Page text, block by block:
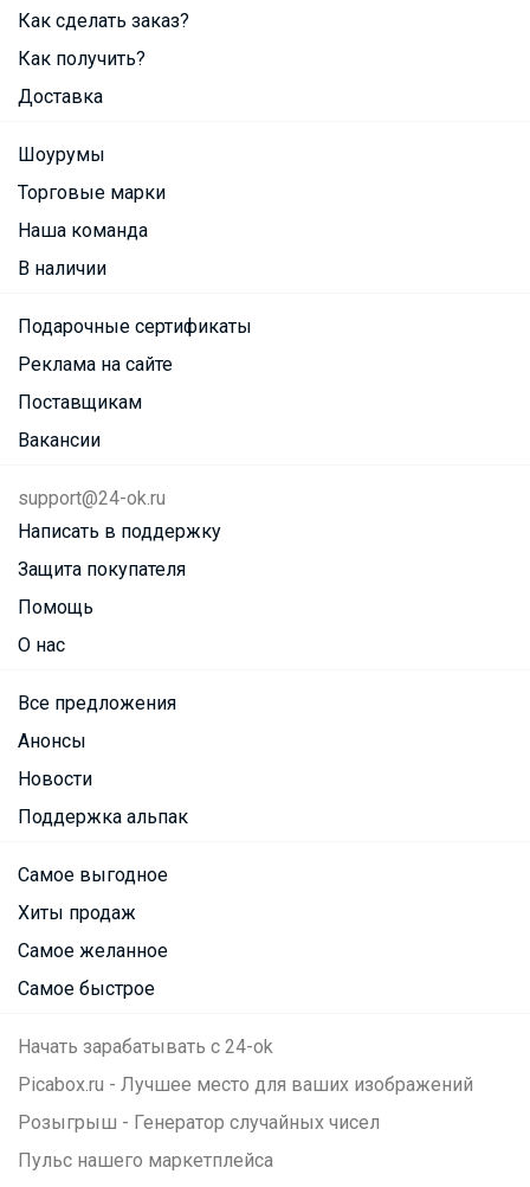
Как сделать заказ?
Как получить?
Доставка
Шоурумы
Торговые марки
Наша команда
В наличии
Подарочные сертификаты
Реклама на сайте
Поставщикам
Вакансии
support@24-ok.ru
Написать в поддержку
Защита покупателя
Помощь
О нас
Все предложения
Анонсы
Новости
Поддержка альпак
Самое выгодное
Хиты продаж
Самое желанное
Самое быстрое
Начать зарабатывать с 24-ok
Picabox.ru - Лучшее место для ваших изображений
Розыгрыш - Генератор случайных чисел
Пульс нашего маркетплейса